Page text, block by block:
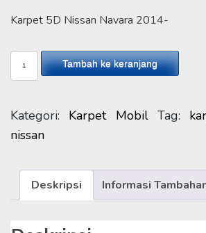
Karpet 5D Nissan Navara 2014-
Kuantitas
Karpet
Nissan
Navara
Tambah ke keranjang
Kategori: Karpet Mobil Tag:
nissan
Deskripsi Informasi